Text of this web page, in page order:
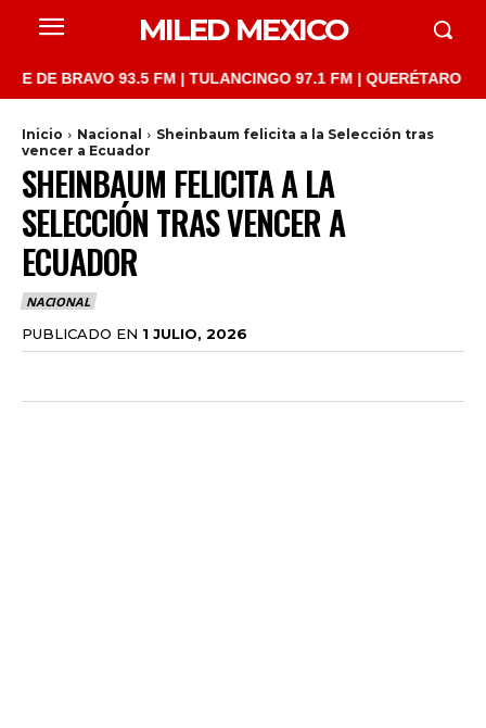
MILED MEXICO
BRAVO 93.5 FM | TULANCINGO 97.1 FM | QUERÉTARO
Inicio Nacional
Sheinbaum felicita a la Selección tras
vencer a Ecuador
SHEINBAUM FELICITA A LA
SELECCIÓN TRAS VENCER A
ECUADOR
NACIONAL
PUBLICADO EN 1 JULIO, 2026